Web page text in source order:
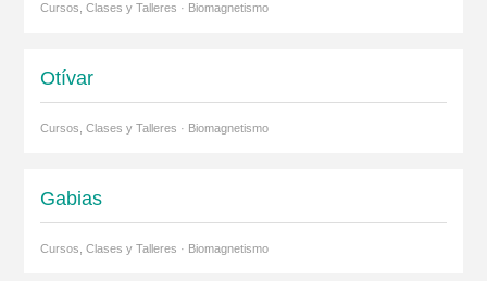
Cursos, Clases y Talleres · Biomagnetismo
Otívar
Cursos, Clases y Talleres · Biomagnetismo
Gabias
Cursos, Clases y Talleres · Biomagnetismo